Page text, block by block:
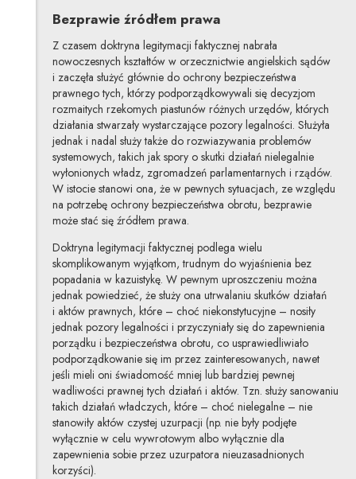
Bezprawie źródłem prawa
Z czasem doktryna legitymacji faktycznej nabrała
nowoczesnych kształtów w orzecznictwie angielskich sądów
i zaczęła służyć głównie do ochrony bezpieczeństwa
prawnego tych, którzy podporządkowywali się decyzjom
rozmaitych rzekomych piastunów różnych urzędów, których
działania stwarzały wystarczające pozory legalności. Służyła
jednak i nadal służy także do rozwiazywania problemów
systemowych, takich jak spory o skutki działań nielegalnie
wyłonionych władz, zgromadzeń parlamentarnych i rządów.
W istocie stanowi ona, że w pewnych sytuacjach, ze względu
na potrzebę ochrony bezpieczeństwa obrotu, bezprawie
może stać się źródłem prawa.
Doktryna legitymacji faktycznej podlega wielu
skomplikowanym wyjątkom, trudnym do wyjaśnienia bez
popadania w kazuistykę. W pewnym uproszczeniu można
jednak powiedzieć, że służy ona utrwalaniu skutków działań
i aktów prawnych, które – choć niekonstytucyjne – nosiły
jednak pozory legalności i przyczyniały się do zapewnienia
porządku i bezpieczeństwa obrotu, co usprawiedliwiało
podporządkowanie się im przez zainteresowanych, nawet
jeśli mieli oni świadomość mniej lub bardziej pewnej
wadliwości prawnej tych działań i aktów. Tzn. służy sanowaniu
takich działań władczych, które – choć nielegalne – nie
stanowiły aktów czystej uzurpacji (np. nie były podjęte
wyłącznie w celu wywrotowym albo wyłącznie dla
zapewnienia sobie przez uzurpatora nieuzasadnionych
korzyści).